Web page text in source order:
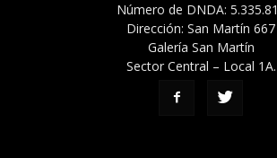
Número de DNDA:
Dirección: San Martín 667
Galería San Martín
Sector Central – Local 1A.